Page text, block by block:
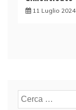
11 Luglio 2024
Ricerca